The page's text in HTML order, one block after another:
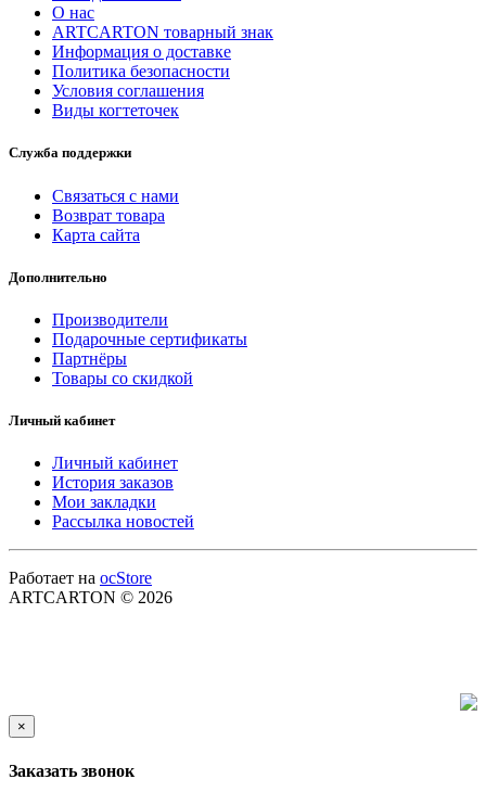
О нас
ARTCARTON товарный знак
Информация о доставке
Политика безопасности
Условия соглашения
Виды когтеточек
Служба поддержки
Связаться с нами
Возврат товара
Карта сайта
Дополнительно
Производители
Подарочные сертификаты
Партнёры
Товары со скидкой
Личный кабинет
Личный кабинет
История заказов
Мои закладки
Рассылка новостей
Работает на ocStore
ARTCARTON © 2026
×
Заказать звонок